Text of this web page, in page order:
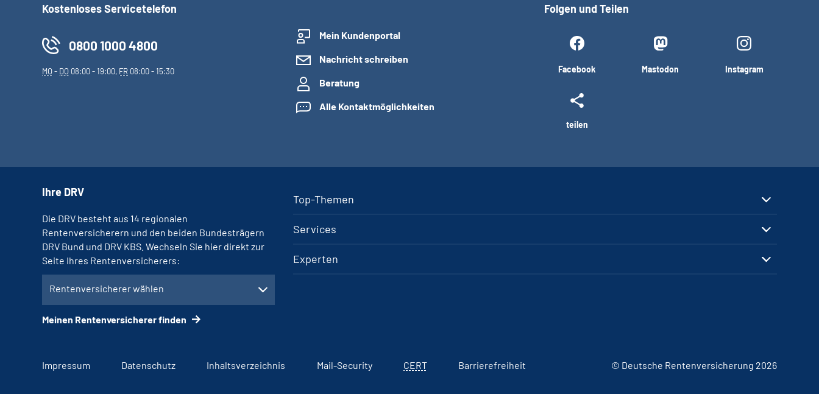
Kostenloses Servicetelefon
0800 1000 4800
MO- DO 08:00 - 19:00, FR 08:00 - 15:30
Mein Kundenportal
Nachricht schreiben
Beratung
Alle Kontaktmöglichkeiten
Folgen und Teilen
Facebook Mastodon Instagram
teilen
Top-Themen
Services
Experten
Ihre DRV
Die DRV besteht aus 14 regionalen
Rentenversicherern und den beiden Bundesträgern
DRV Bund und DRV KBS. Wechseln Sie hier direkt zur
Seite Ihres Rentenversicherers:
Rentenversicherer wählen
Meinen Rentenversicherer finden
Impressum Datenschutz Inhaltsverzeichnis Mail-Security CERT Barrierefreiheit © Deutsche Rentenversicherung 2026